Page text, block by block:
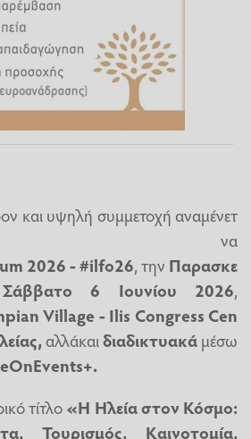
και υψηλή συμμετοχή αναμένετ
να
2026 - #ilfo26, την Παρασκε
Σάββατο 6 Ιουνίου 2026,
Village - Ilis Congress Cen
αλλάκαιδιαδικτυακάμέσω
Events+.
τίτλο«Η Ηλεία στον Κόσμο:
Τουρισμός, Καινοτομία,